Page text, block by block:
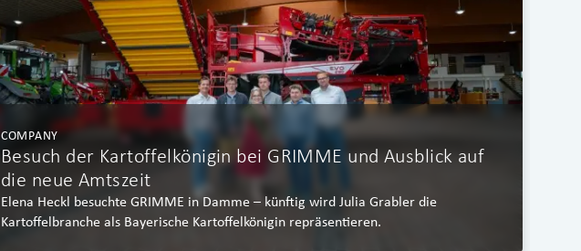
COMPANY
Besuch der Kartoffelkönigin bei GRIMME und Ausblick auf
die neue Amtszeit
Elena Heckl besuchte GRIMME in Damme – künftig wird Julia Grabler die
Kartoffelbranche als Bayerische Kartoffelkönigin repräsentieren.